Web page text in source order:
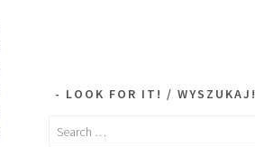
LOOK FOR IT! / WYSZUKAJ!
Search